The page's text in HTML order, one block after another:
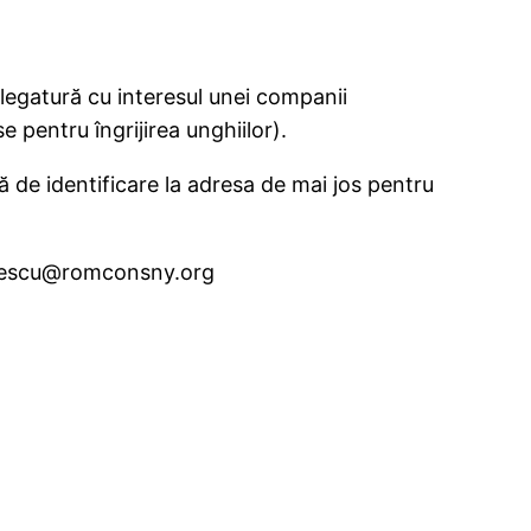
cu interesul unei companii
pentru îngrijirea unghiilor).
de identificare la adresa de mai jos pentru